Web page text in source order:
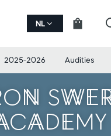
NL
2025-2026 Audities